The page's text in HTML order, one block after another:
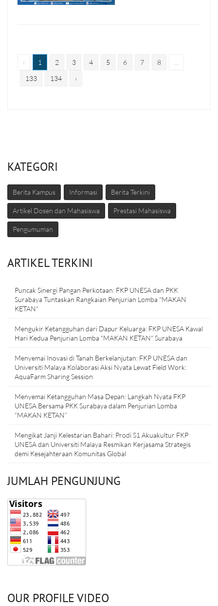
‹ 1 2 3 4 5 6 7 8
133
134 ›
KATEGORI
Berita Kampus Informasi Berita Terkini
Artikel Dosen dan Mahasiswa Prestasi Mahasiswa
Pengumuman
ARTIKEL TERKINI
Puncak Sinergi Pangan Perkotaan: FKP UNESA dan PKK
Surabaya Tuntaskan Rangkaian Penjurian Lomba "MAKAN
KETAN"
Mengukir Ketangguhan dari Dapur Keluarga: FKP UNESA Kawal
Hari Kedua Penjurian Lomba "MAKAN KETAN" Surabaya
Menyemai Inovasi di Tanah Berkelanjutan: FKP UNESA dan
Universiti Malaya Kolaborasi Aksi Nyata Lewat Field Work:
AquaFarm Sharing Session
Menyemai Ketangguhan Masa Depan: Langkah Nyata FKP
UNESA Bersama PKK Surabaya dalam Penjurian Lomba
“MAKAN KETAN”
Mengikat Janji Kelestarian Bahari: Prodi S1 Akuakultur FKP
UNESA dan Universiti Malaya Resmikan Kerjasama Strategis
demi Kesejahteraan Komunitas Global
JUMLAH PENGUNJUNG
OUR PROFILE VIDEO